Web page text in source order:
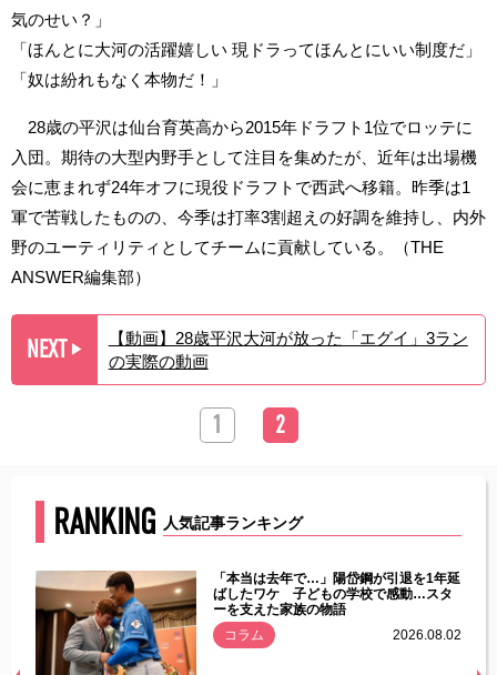
気のせい？」
「ほんとに大河の活躍嬉しい 現ドラってほんとにいい制度だ」
「奴は紛れもなく本物だ！」
28歳の平沢は仙台育英高から2015年ドラフト1位でロッテに
入団。期待の大型内野手として注目を集めたが、近年は出場機
会に恵まれず24年オフに現役ドラフトで西武へ移籍。昨季は1
軍で苦戦したものの、今季は打率3割超えの好調を維持し、内外
野のユーティリティとしてチームに貢献している。（THE
ANSWER編集部）
NEXT ▶︎
【動画】28歳平沢大河が放った「エグイ」3ラン
の実際の動画
1 2
RANKING 人気記事ランキング
「本当は去年で…」陽岱鋼が引退を1年延
ばしたワケ 子どもの学校で感動…スタ
ーを支えた家族の物語
コラム
2026.08.02